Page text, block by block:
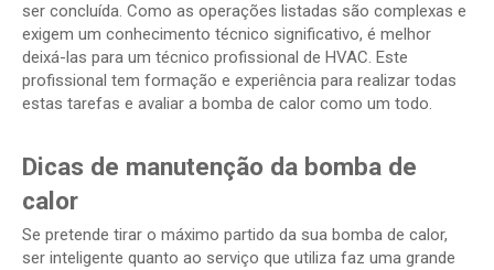
ser concluída. Como as operações listadas são complexas e
exigem um conhecimento técnico significativo, é melhor
deixá-las para um técnico profissional de HVAC. Este
profissional tem formação e experiência para realizar todas
estas tarefas e avaliar a bomba de calor como um todo.
Dicas de manutenção da bomba de
calor
Se pretende tirar o máximo partido da sua bomba de calor,
ser inteligente quanto ao serviço que utiliza faz uma grande